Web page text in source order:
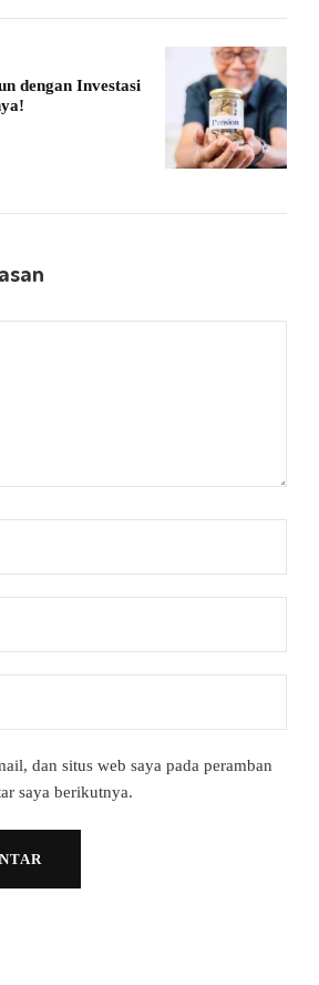
dengan Investasi
dan situs web saya pada peramban
saya berikutnya.